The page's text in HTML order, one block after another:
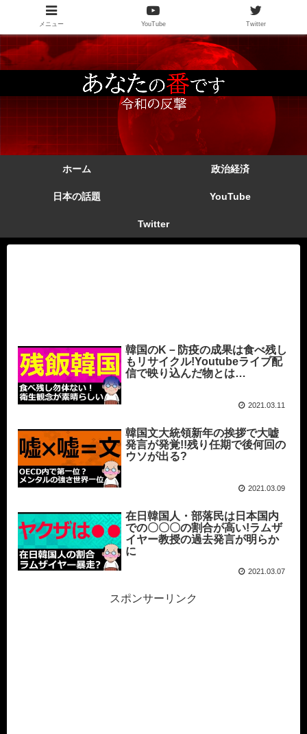
ホーム 政治経済
日本の話題 YouTube
Twitter
韓国のK－防疫の成果は食べ残し
もリサイクル!Youtubeライブ配
信で映り込んだ物とは…
2021.03.11
韓国文大統領新年の挨拶で大嘘
発言が発覚!!残り任期で後何回の
ウソが出る?
2021.03.09
在日韓国人・部落民は日本国内
での〇〇〇の割合が高い!ラムザ
イヤー教授の過去発言が明らか
に
2021.03.07
スポンサーリンク
メニュー YouTube Twitter